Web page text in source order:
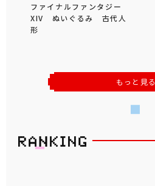
ファイナルファンタジー
XIV ぬいぐるみ 古代人
形
もっと見る